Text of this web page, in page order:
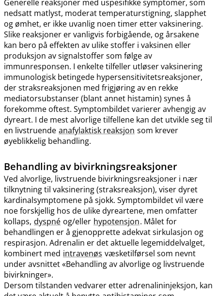
Generelle reaksjoner med uspesifikke symptomer, som
nedsatt matlyst, moderat temperaturstigning, slapphet
og ømhet, er ikke uvanlig noen timer etter vaksinering.
Slike reaksjoner er vanligvis forbigående, og årsakene
kan bero på effekten av ulike stoffer i vaksinen eller
produksjon av signalstoffer som følge av
immunresponsen. I enkelte tilfeller utløser vaksinering
immunologisk betingede hypersensitivitetsreaksjoner,
der straksreaksjonen med frigjøring av en rekke
mediatorsubstanser (blant annet histamin) synes å
forekomme oftest. Symptombildet varierer avhengig av
dyreart. I de mest alvorlige tilfellene kan det utvikle seg til
en livstruende anafylaktisk reaksjon som krever
øyeblikkelig behandling.
Behandling av bivirkningsreaksjoner
Ved alvorlige, livstruende bivirkningsreaksjoner i nær
tilknytning til vaksinering (straksreaksjon), viser dyret
kardinalsymptomene på sjokk. Symptombildet vil være
noe forskjellig hos de ulike dyreartene, men omfatter
kollaps, dyspné og​/​eller hypotensjon. Målet for
behandlingen er å gjenopprette adekvat sirkulasjon og
respirasjon. Adrenalin er det aktuelle legemiddelvalget,
kombinert med intravenøs væsketilførsel som nevnt
under avsnittet «Behandling av alvorlige og livstruende
bivirkninger».
Dersom tilstanden vedvarer etter adrenalininjeksjon, kan